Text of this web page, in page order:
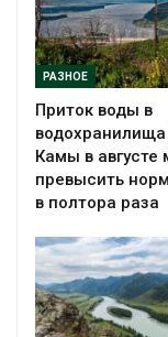
РАЗНОЕ
Приток воды в
водохранилища
Камы в августе
превысить
в полтора раза